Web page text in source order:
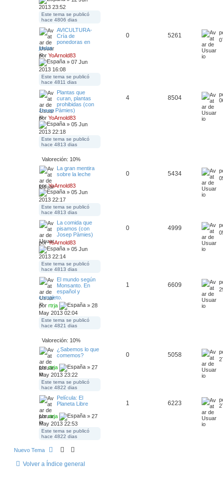
2013 23:52
Este tema se publicó
hace 4806 dias
AVICULTURA-
Cría de
ponedoras en
jaulas
por YoArnold83
» 07 Jun
2013 16:08
Este tema se publicó
hace 4811 dias
0 5261
Plantas que
curan, plantas
prohibidas (con
Josep Pàmies)
por YoArnold83
» 05 Jun
2013 22:18
Este tema se publicó
hace 4813 dias
Valoreción: 10%
4 8504
La gran mentira
sobre la leche
porYoArnold83
» 05 Jun
2013 22:17
Este tema se publicó
hace 4813 dias
0 5434
La comida que
pisamos (con
Josep Pàmies)
porYoArnold83
» 05 Jun
2013 22:14
Este tema se publicó
hace 4813 dias
0 4999
El mundo según
Monsanto. En
español y
completo.
por rtrja
» 28
May 2013 02:04
Este tema se publicó
hace 4821 dias
Valoreción: 10%
1 6609
¿Sabemos lo que
comemos?
porrtrja
» 27
May 2013 23:22
Este tema se publicó
hace 4822 dias
0 5058
Película: El
Planeta Libre
porrtrja
» 27
May 2013 22:53
Este tema se publicó
hace 4822 dias
1 6223
Nuevo Tema
Volver a Índice general